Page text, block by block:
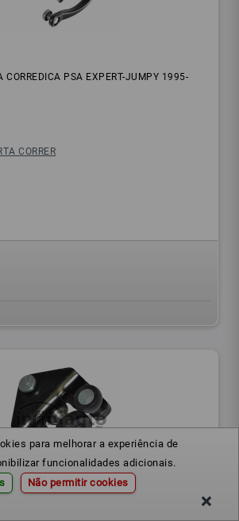
para melhorar a experiência de
funcionalidades adicionais.
Não permitir cookies
CORREDICA PSA EXPERT-JUMPY 1995-
CORRER